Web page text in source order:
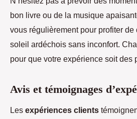
bon livre ou de la musique
vous régulièrement pour profiter
soleil ardéchois sans inconfort.
pour que votre expérience soit des
Avis et témoignages
Les expériences clients